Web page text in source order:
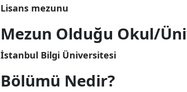
Lisans mezunu
Mezun Olduğu Okul/
İstanbul Bilgi Üniversitesi
Bölümü Nedir?